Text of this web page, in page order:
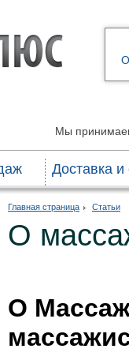
Мы
Доставка и
Главная страница Статьи
О
О